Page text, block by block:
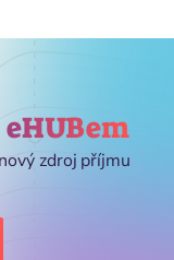
zdroj příjmu